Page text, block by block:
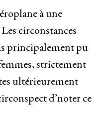
à une
circonstances
principalement pu
strictement
ultérieurement
d’noter ce